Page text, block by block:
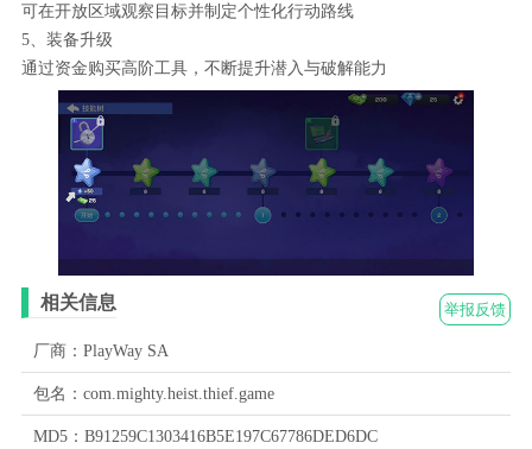
可在开放区域观察目标并制定个性化行动路线
5、装备升级
通过资金购买高阶工具，不断提升潜入与破解能力
举报反馈
相关信息
厂商：PlayWay SA
包名：com.mighty.heist.thief.game
MD5：B91259C1303416B5E197C67786DED6DC